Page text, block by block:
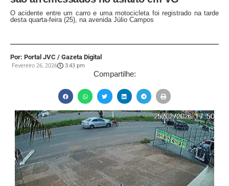
O acidente entre um carro e uma motocicleta foi registrado na tarde
desta quarta-feira (25), na avenida Júlio Campos
Por: Portal JVC / Gazeta Digital
Fevereiro 26, 2026 3:43 pm
Compartilhe: